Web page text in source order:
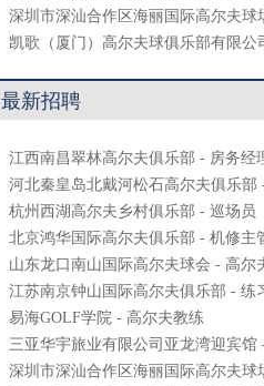
深圳市深汕合作区海丽国际高尔夫球
凯歌（厦门）高尔夫球俱乐部有限公
最新招聘
江西南昌翠林高尔夫俱乐部 - 房务经
河北秦皇岛北戴河松石高尔夫俱乐部
杭州西湖高尔夫乡村俱乐部 - 巡场员
北京鸿华国际高尔夫俱乐部 - 机修主
山东龙口南山国际高尔夫球会 - 高尔
江苏南京钟山国际高尔夫俱乐部 - 练
易海GOLF学院 - 高尔夫教练
三亚华宇旅业有限公司亚龙湾迎宾馆
深圳市深汕合作区海丽国际高尔夫球